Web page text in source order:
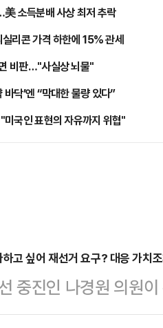
소득분배 사상 최저 추락
리콘 가격 하한에 15% 관세
비판…"사실상 뇌물"
닥’엔 “막대한 물량 있다”
국인 표현의 자유까지 위협"
고 싶어 재선거 요구? 대응 가치
중진인 나경원 의원
선언했을 것이라는